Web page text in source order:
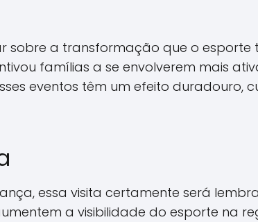
sobre a transformação que o
famílias a se envolverem mais
eventos têm um efeito duradouro,
essa visita certamente será
a visibilidade do esporte na